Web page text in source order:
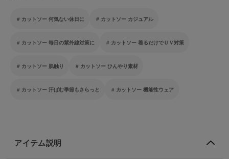
カットソー 何気ない休日に カットソー カジュアル
カットソー 毎日の紫外線対策に カットソー 着るだけでＵＶ対策
カットソー 肌触り カットソー ひんやり素材
カットソー 汗ばむ季節もさらっと カットソー 機能性ウェア
アイテム説明